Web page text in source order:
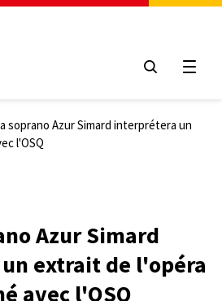
soprano Azur Simard interprétera un
l'OSQ
Azur Simard
extrait de l'opéra
avec l'OSQ